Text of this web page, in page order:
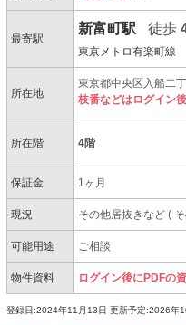
最寄駅
新富町駅 徒歩
東京メトロ有楽町線
所在地
東京都中央区入船二
枝番などはログイン
所在階 4階
保証金 1ヶ月
現況 その他居抜きなど(
可能用途 ご相談
物件資料 ログイン後にPDFの
登録日:2024年11月13日 更新予定:2026年